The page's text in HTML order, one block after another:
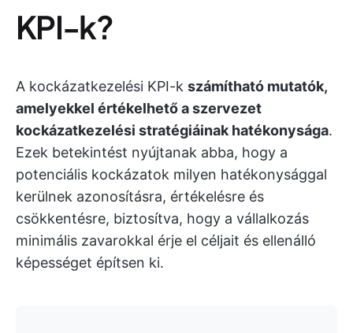
KPI-k?
A kockázatkezelési KPI-k számítható mutatók,
amelyekkel értékelhető a szervezet
kockázatkezelési stratégiáinak hatékonysága.
Ezek betekintést nyújtanak abba, hogy a
potenciális kockázatok milyen hatékonysággal
kerülnek azonosításra, értékelésre és
csökkentésre, biztosítva, hogy a vállalkozás
minimális zavarokkal érje el céljait és ellenálló
képességet építsen ki.